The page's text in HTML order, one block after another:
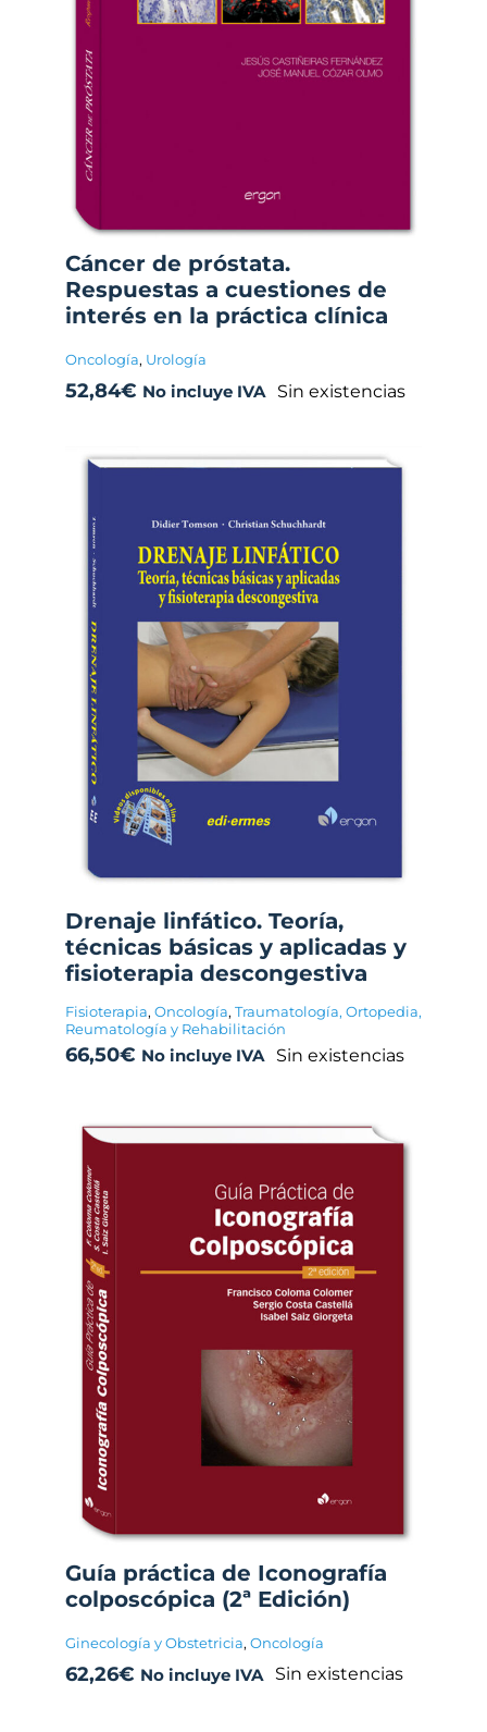
Cáncer de próstata.
Respuestas a cuestiones de
interés en la práctica clínica
Oncología, Urología
52,84€ No incluye IVA Sin existencias
Drenaje linfático. Teoría,
técnicas básicas y aplicadas y
fisioterapia descongestiva
Fisioterapia, Oncología, Traumatología, Ortopedia,
Reumatología y Rehabilitación
66,50€ No incluye IVA Sin existencias
Guía práctica de Iconografía
colposcópica (2ª Edición)
Ginecología y Obstetricia, Oncología
62,26€ No incluye IVA Sin existencias